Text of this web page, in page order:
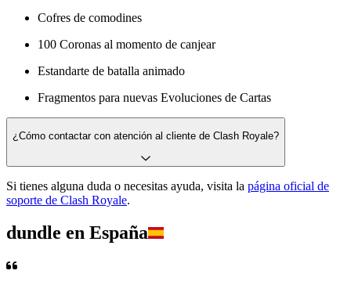
Cofres de comodines
100 Coronas al momento de canjear
Estandarte de batalla animado
Fragmentos para nuevas Evoluciones de Cartas
¿Cómo contactar con atención al cliente de Clash Royale?
Si tienes alguna duda o necesitas ayuda, visita la página oficial de
soporte de Clash Royale.
dundle en España